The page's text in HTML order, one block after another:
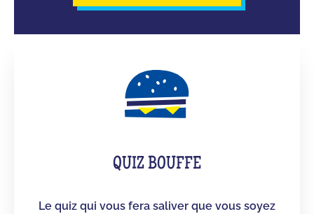
QUIZ BOUFFE
Le quiz qui vous fera saliver que vous soyez